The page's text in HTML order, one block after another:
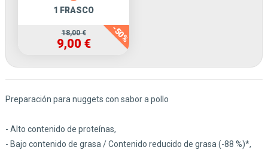
1 FRASCO
-50%
18,00 €
9,00 €
Preparación para nuggets con sabor a pollo
- Alto contenido de proteínas,
- Bajo contenido de grasa / Contenido reducido de grasa (-88 %)*,